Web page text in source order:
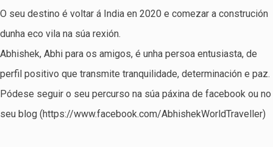
O seu destino é voltar á India en 2020 e comezar a construción
dunha eco vila na súa rexión.
Abhishek, Abhi para os amigos, é unha persoa entusiasta, de
perfil positivo que transmite tranquilidade, determinación e paz.
Pódese seguir o seu percurso na súa páxina de facebook ou no
seu blog (https://www.facebook.com/AbhishekWorldTraveller)